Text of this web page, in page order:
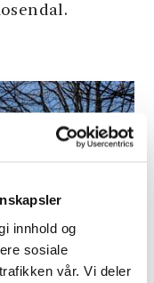
innhold og
sosiale
vår. Vi deler